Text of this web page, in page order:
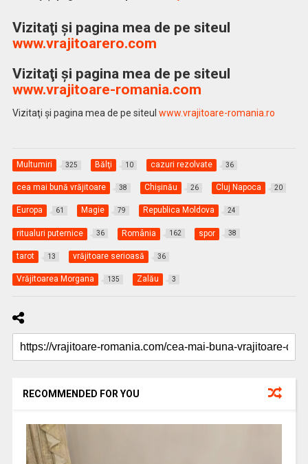
Vizitaţi şi pagina mea de pe siteul
www.vrajitoarero.com
Vizitaţi şi pagina mea de pe siteul
www.vrajitoare-romania.com
Vizitaţi şi pagina mea de pe siteul www.vrajitoare-romania.ro
Multumiri 325 Bălţi 10 cazuri rezolvate 36
cea mai bună vrăjitoare 38 Chişinău 26 Cluj Napoca 20
Europa 61 Magie 79 Republica Moldova 24
ritualuri puternice 36 România 162 spor 38
tarot 13 vrăjitoare serioasă 36
Vrăjitoarea Morgana 135 Zalău 3
RECOMMENDED FOR YOU